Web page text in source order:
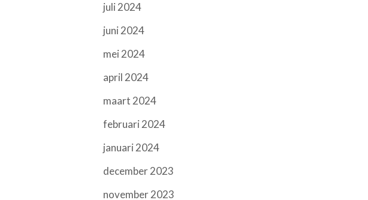
juli 2024
juni 2024
mei 2024
april 2024
maart 2024
februari 2024
januari 2024
december 2023
november 2023